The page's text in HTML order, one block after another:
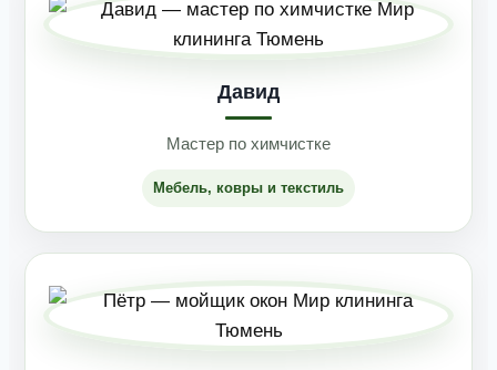
Давид
Мастер по химчистке
Мебель, ковры и текстиль